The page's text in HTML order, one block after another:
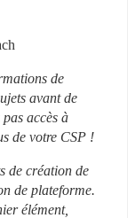
de
avant de
accès à
de votre CSP !
de création de
de plateforme.
élément,